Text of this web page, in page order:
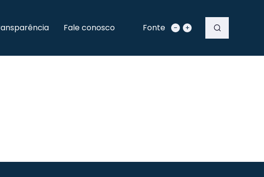
Fale conosco Fonte - +